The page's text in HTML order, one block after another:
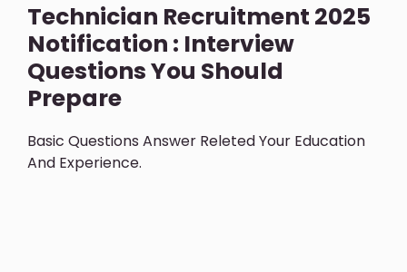
Technician Recruitment 2025
Notification : Interview
Questions You Should
Prepare
Basic Questions Answer Releted Your Education
And Experience.